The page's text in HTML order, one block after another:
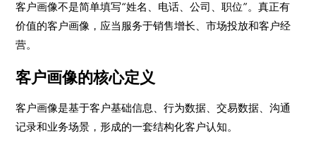
客户画像不是简单填写“姓名、电话、公司、职位”。真正有
价值的客户画像，应当服务于销售增长、市场投放和客户经
营。
客户画像的核心定义
客户画像是基于客户基础信息、行为数据、交易数据、沟通
记录和业务场景，形成的一套结构化客户认知。